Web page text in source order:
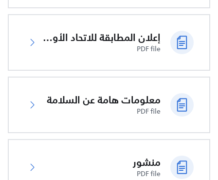
إعلان المطابقة للاتحاد الأوروبي
PDF file
معلومات هامة عن السلامة
PDF file
منشور
PDF file